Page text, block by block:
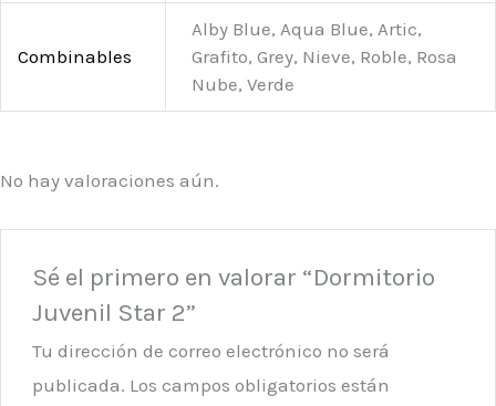
Combinables
Alby Blue, Aqua Blue, Artic,
Grafito, Grey, Nieve, Roble, Rosa
Nube, Verde
No hay valoraciones aún.
Sé el primero en valorar “Dormitorio
Juvenil Star 2”
Tu dirección de correo electrónico no será
publicada. Los campos obligatorios están